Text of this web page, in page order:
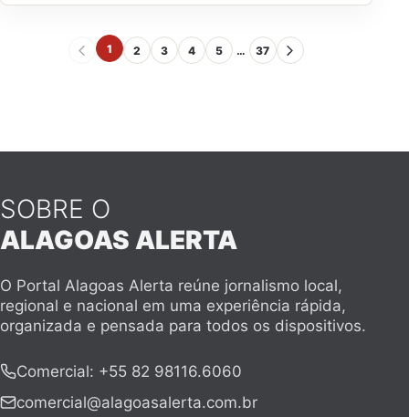
1 2 3 4 5 … 37
SOBRE O
ALAGOAS ALERTA
O Portal Alagoas Alerta reúne jornalismo local,
regional e nacional em uma experiência rápida,
organizada e pensada para todos os dispositivos.
Comercial: +55 82 98116.6060
comercial@alagoasalerta.com.br